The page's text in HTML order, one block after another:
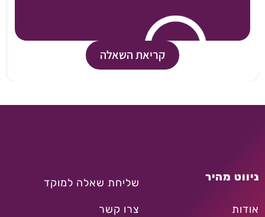
קריאת השאלה
ניווט מהיר
אודות
שליחת שאלה למוקד
צרו קשר